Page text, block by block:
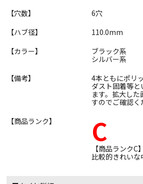
【穴数】
6穴
【ハブ径】
110.0mm
【カラー】
ブラック系
シルバー系
【備考】
4本ともにポリ
ダスト固着等
ます。拡大し
すのでご確認く
【商品ランク】
C
【商品ランクC
比較的きれいな